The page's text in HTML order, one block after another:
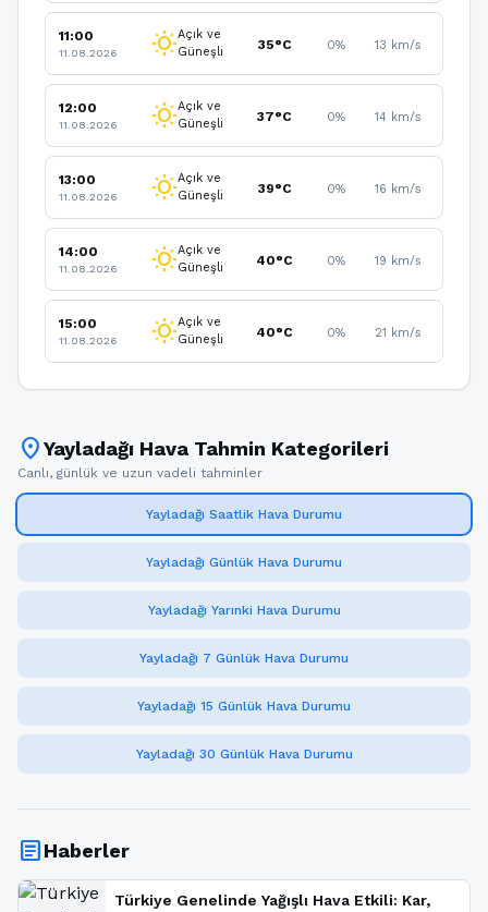
11:00
11.08.2026 wb_sunnyAçık ve
Güneşli
35°C 0% 13 km/s
12:00
11.08.2026 wb_sunnyAçık ve
Güneşli
37°C 0% 14 km/s
13:00
11.08.2026 wb_sunnyAçık ve
Güneşli
39°C 0% 16 km/s
14:00
11.08.2026 wb_sunnyAçık ve
Güneşli
40°C 0% 19 km/s
15:00
11.08.2026 wb_sunnyAçık ve
Güneşli
40°C 0% 21 km/s
location_onYayladağı Hava Tahmin Kategorileri
Canlı, günlük ve uzun vadeli tahminler
Yayladağı Saatlik Hava Durumu
Yayladağı Günlük Hava Durumu
Yayladağı Yarınki Hava Durumu
Yayladağı 7 Günlük Hava Durumu
Yayladağı 15 Günlük Hava Durumu
Yayladağı 30 Günlük Hava Durumu
articleHaberler
Türkiye Genelinde Yağışlı Hava Etkili: Kar,